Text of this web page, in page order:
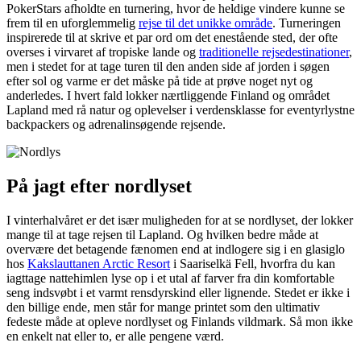
PokerStars afholdte en turnering, hvor de heldige vindere kunne se
frem til en uforglemmelig rejse til det unikke område. Turneringen
inspirerede til at skrive et par ord om det enestående sted, der ofte
overses i virvaret af tropiske lande og traditionelle rejsedestinationer,
men i stedet for at tage turen til den anden side af jorden i søgen
efter sol og varme er det måske på tide at prøve noget nyt og
anderledes. I hvert fald lokker nærtliggende Finland og området
Lapland med rå natur og oplevelser i verdensklasse for eventyrlystne
backpackers og adrenalinsøgende rejsende.
På jagt efter nordlyset
I vinterhalvåret er det især muligheden for at se nordlyset, der lokker
mange til at tage rejsen til Lapland. Og hvilken bedre måde at
overvære det betagende fænomen end at indlogere sig i en glasiglo
hos Kakslauttanen Arctic Resort i Saariselkä Fell, hvorfra du kan
iagttage nattehimlen lyse op i et utal af farver fra din komfortable
seng indsvøbt i et varmt rensdyrskind eller lignende. Stedet er ikke i
den billige ende, men står for mange printet som den ultimativ
fedeste måde at opleve nordlyset og Finlands vildmark. Så mon ikke
en enkelt nat eller to, er alle pengene værd.